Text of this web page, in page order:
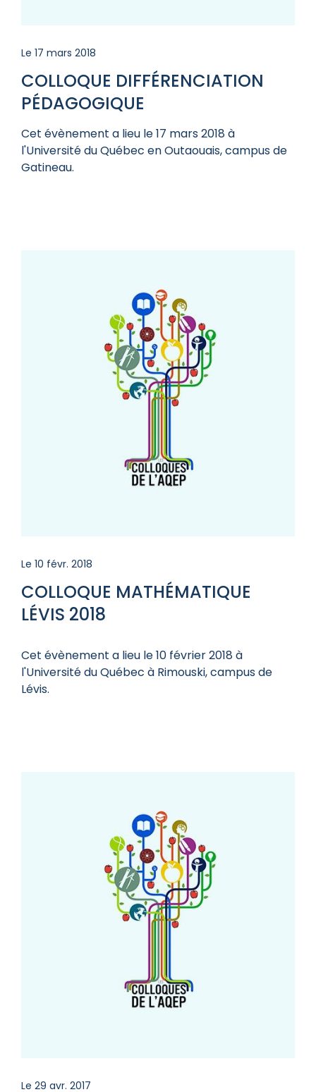
COLLOQUE DIFFÉRENCIATION
PÉDAGOGIQUE
Le 17 mars 2018
Cet évènement a lieu le 17 mars 2018 à
l'Université du Québec en Outaouais, campus de
Gatineau.
COLLOQUE MATHÉMATIQUE
LÉVIS 2018
Le 10 févr. 2018
Cet évènement a lieu le 10 février 2018 à
l'Université du Québec à Rimouski, campus de
Lévis.
Le 29 avr. 2017